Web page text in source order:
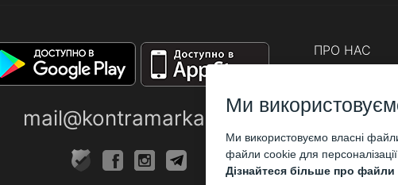
mail@kontramarka.ua
ПРО НАС
Ми
Ми використовуємо власні
файли cookie для персоналізації
Дізнайтеся більше про